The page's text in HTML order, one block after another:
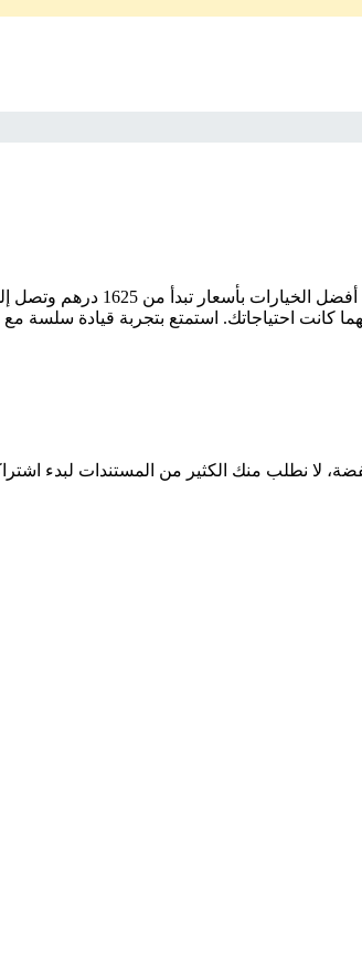
كانت احتياجاتك. استمتع بتجربة قيادة سلسة
لا نطلب منك الكثير من المستندات لبدء